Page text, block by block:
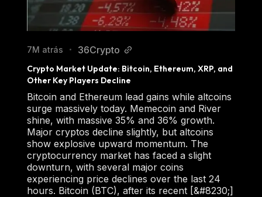
7M atrás • 36Crypto
Crypto Market Update: Bitcoin, Ethereum, XRP, and
Other Key Players Decline
Bitcoin and Ethereum lead gains while altcoins
surge massively today. Memecoin and River
shine, with massive 35% and 36% growth.
Major cryptos decline slightly, but altcoins
show explosive upward momentum. The
cryptocurrency market has faced a slight
downturn, with several major coins
experiencing price declines over the last 24
hours. Bitcoin (BTC), after its recent [&#8230;]